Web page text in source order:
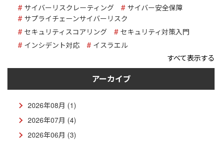
サイバーリスクレーティング
サイバー安全保障
サプライチェーンサイバーリスク
セキュリティスコアリング
セキュリティ対策入門
インシデント対応
イスラエル
すべて表示する
アーカイブ
2026年08月 (1)
2026年07月 (4)
2026年06月 (3)